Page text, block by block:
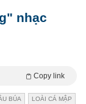
nhạc
Copy link
BÚA LOÀI CÁ MẬP